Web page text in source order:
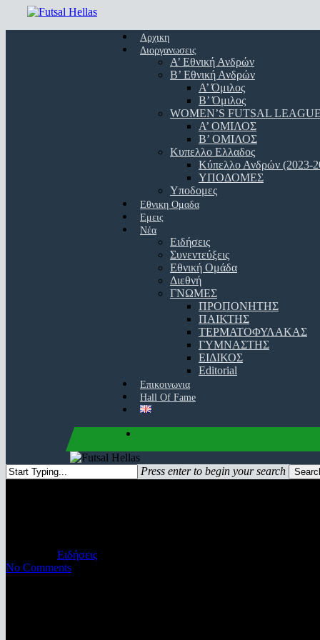
Αρχικη
Διοργανωσεις
Α’ Εθνική Ανδρών
Β’ Εθνική Ανδρών
A’ Όμιλος
Β’ Όμιλος
WOMEN’S FUTSAL LEAGUE
A’ ΟΜΙΛΟΣ
Β’ ΟΜΙΛΟΣ
Κυπελλο Ελλαδος
Κύπελλο Ανδρών (2023-
ΥΠΟΔΟΜΕΣ
Υποδομες
Εθνικη Ομαδα
Εμεις
Νέα
Ειδήσεις
Συνεντεύξεις
Εθνική Ομάδα
Διεθνή
ΓΝΩΜΕΣ
ΠΡΟΠΟΝΗΤΗΣ
ΠΑΙΚΤΗΣ
ΤΕΡΜΑΤΟΦΥΛΑΚΑΣ
ΓΥΜΝΑΣΤΗΣ
ΕΙΔΙΚΟΣ
Editorial
Επικοινωνια
Hall Of Fame
Press enter to begin your search
Ειδήσεις
No Comments